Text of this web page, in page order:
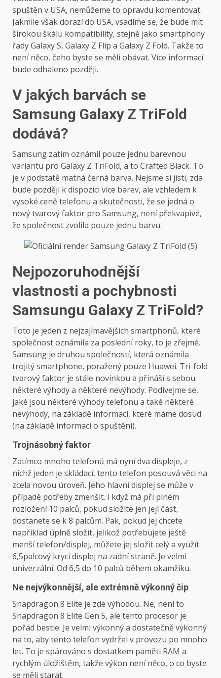
spuštěn v USA, nemůžeme to opravdu komentovat.
Jakmile však dorazí do USA, vsadíme se, že bude mít
širokou škálu kompatibility, stejně jako smartphony
řady Galaxy S, Galaxy Z Flip a Galaxy Z Fold. Takže to
není něco, čeho byste se měli obávat. Více informací
bude odhaleno později.
V jakých barvách se
Samsung Galaxy Z TriFold
dodává?
Samsung zatím oznámil pouze jednu barevnou
variantu pro Galaxy Z TriFold, a to Crafted Black. To
je v podstatě matná černá barva. Nejsme si jisti, zda
bude později k dispozici více barev, ale vzhledem k
vysoké ceně telefonu a skutečnosti, že se jedná o
nový tvarový faktor pro Samsung, není překvapivé,
že společnost zvolila pouze jednu barvu.
Nejpozoruhodnější
vlastnosti a pochybnosti
Samsungu Galaxy Z TriFold?
Toto je jeden z nejzajímavějších smartphonů, které
společnost oznámila za poslední roky, to je zřejmé.
Samsung je druhou společností, která oznámila
trojitý smartphone, poražený pouze Huawei. Tri-fold
tvarový faktor je stále novinkou a přináší s sebou
některé výhody a některé nevýhody. Podívejme se,
jaké jsou některé výhody telefonu a také některé
nevýhody, na základě informací, které máme dosud
(na základě informací o spuštění).
Trojnásobný faktor
Zatímco mnoho telefonů má nyní dva displeje, z
nichž jeden je skládací, tento telefon posouvá věci na
zcela novou úroveň. Jeho hlavní displej se může v
případě potřeby zmenšit. I když má při plném
rozložení 10 palců, pokud složíte jen její část,
dostanete se k 8 palcům. Pak, pokud jej chcete
například úplně složit, jelikož potřebujete ještě
menší telefon/displej, můžete jej složit celý a využít
6,5palcový krycí displej na zadní straně. Je velmi
univerzální. Od 6,5 do 10 palců během okamžiku.
Ne nejvýkonnější, ale extrémně výkonný čip
Snapdragon 8 Elite je zde výhodou. Ne, není to
Snapdragon 8 Elite Gen 5, ale tento procesor je
pořád bestie. Je velmi výkonný a dostatečně výkonný
na to, aby tento telefon vydržel v provozu po mnoho
let. To je spárováno s dostatkem paměti RAM a
rychlým úložištěm, takže výkon není něco, o co byste
se měli starat.